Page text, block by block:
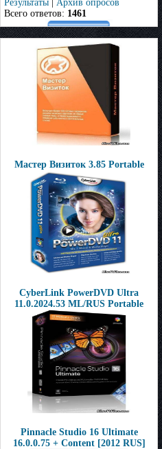
Результаты | Архив опросов
Всего ответов: 1461
Мастер Визиток 3.85 Portable
CyberLink PowerDVD Ultra
11.0.2024.53 ML/RUS Portable
Pinnacle Studio 16 Ultimate
16.0.0.75 + Content [2012 RUS]